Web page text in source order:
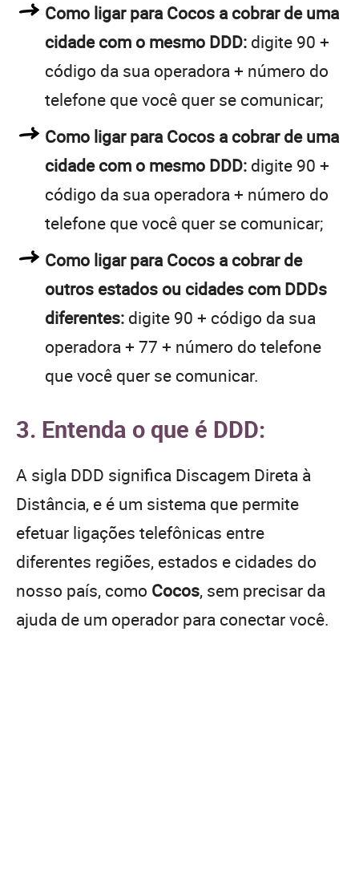
Como ligar para Cocos a cobrar de uma
cidade com o mesmo DDD: digite 90 +
código da sua operadora + número do
telefone que você quer se comunicar;
Como ligar para Cocos a cobrar de uma
cidade com o mesmo DDD: digite 90 +
código da sua operadora + número do
telefone que você quer se comunicar;
Como ligar para Cocos a cobrar de
outros estados ou cidades com DDDs
diferentes: digite 90 + código da sua
operadora + 77 + número do telefone
que você quer se comunicar.
3. Entenda o que é DDD:
A sigla DDD significa Discagem Direta à
Distância, e é um sistema que permite
efetuar ligações telefônicas entre
diferentes regiões, estados e cidades do
nosso país, como Cocos, sem precisar da
ajuda de um operador para conectar você.